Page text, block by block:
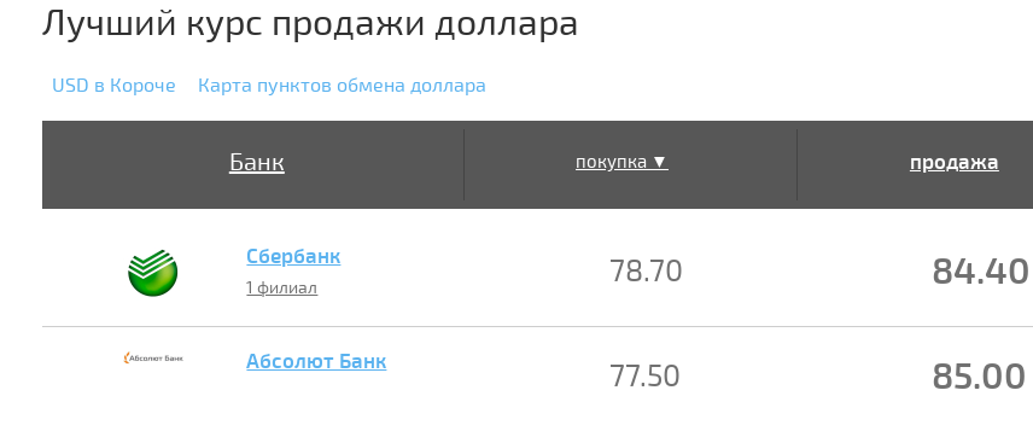
Лучший курс продажи доллара
USD в Короче Карта пунктов обмена доллара
Банк покупка ▼ продажа
Сбербанк
1 филиал 78.70 84.40
Абсолют Банк 77.50 85.00